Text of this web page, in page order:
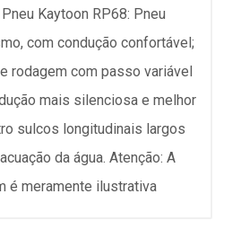
Kaytoon RP68: Pneu
com condução confortável;
rodagem com passo variável
mais silenciosa e melhor
sulcos longitudinais largos
da água. Atenção: A
é meramente ilustrativa